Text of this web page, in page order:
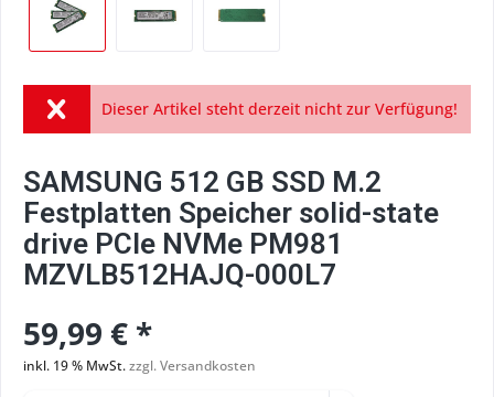
Dieser Artikel steht derzeit nicht zur Verfügung!
SAMSUNG 512 GB SSD M.2
Festplatten Speicher solid-state
drive PCIe NVMe PM981
MZVLB512HAJQ-000L7
59,99 € *
inkl. 19 % MwSt.zzgl. Versandkosten